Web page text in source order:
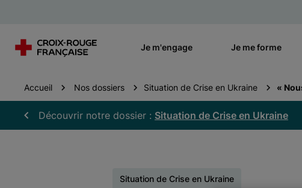
Je m'engage Je me forme
Accueil Nos dossiers Situation de Crise en Ukraine «
Découvrir notre dossier : Situation de Crise en Ukraine
Situation de Crise en Ukraine